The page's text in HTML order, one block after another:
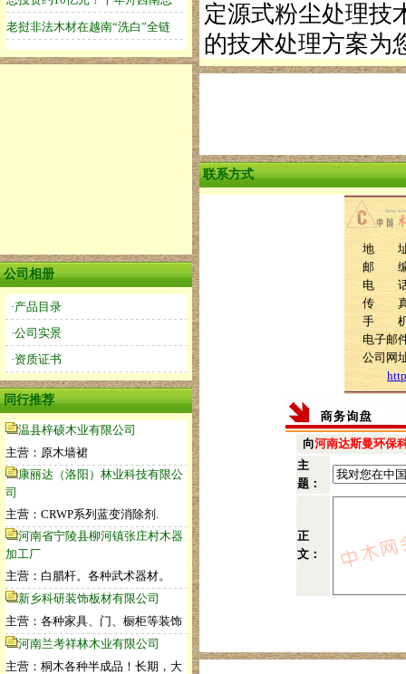
公司相册
·产品目录
·公司实景
·资质证书
同行推荐
温县梓硕木业有限公司
主营：原木墙裙
康丽达（洛阳）林业科技有限公
司
主营：CRWP系列蓝变消除剂.
河南省宁陵县柳河镇张庄村木器
加工厂
主营：白腊杆。各种武术器材。
新乡科研装饰板材有限公司
主营：各种家具、门、橱柜等装饰
河南兰考祥林木业有限公司
主营：桐木各种半成品！长期，大
定源式粉尘处理技
的技术处理方案为
联系方式
地 址
邮 编
电 话
传 真
手 机
电子邮
公司网
向河南达斯曼环保
主
题：
正
文：